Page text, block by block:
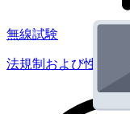
無線試験
法規制および性能試験